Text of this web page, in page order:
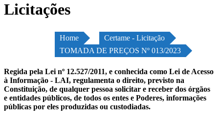
Licitações
Home
Certame - Licitação
TOMADA DE PREÇOS Nº 013/2023
Regida pela Lei nº 12.527/2011, e conhecida como Lei de Acesso
à Informação - LAI, regulamenta o direito, previsto na
Constituição, de qualquer pessoa solicitar e receber dos órgãos
e entidades públicos, de todos os entes e Poderes, informações
públicas por eles produzidas ou custodiadas.